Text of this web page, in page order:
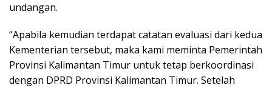
undangan.
“Apabila kemudian terdapat catatan evaluasi dari kedua
Kementerian tersebut, maka kami meminta Pemerintah
Provinsi Kalimantan Timur untuk tetap berkoordinasi
dengan DPRD Provinsi Kalimantan Timur. Setelah